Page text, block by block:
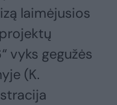
laimėjusios
vyks gegužės
(K.